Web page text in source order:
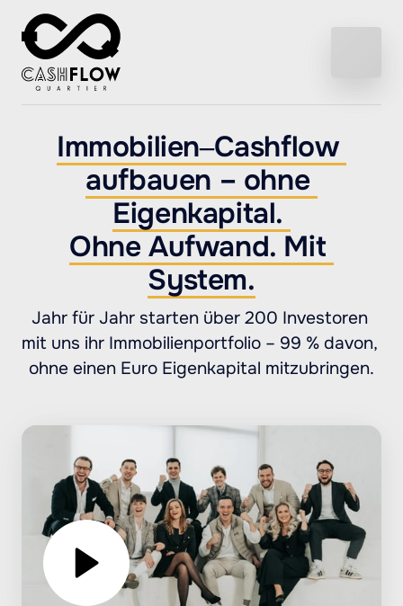
Immobilien‒
Cashflow
aufbauen –
Eigenkapital.
Ohne Aufwand.
System.
Jahr für Jahr starten über 200 Investoren
mit uns ihr Immobilienportfolio – 99 % davon,
ohne einen Euro Eigenkapital mitzubringen.